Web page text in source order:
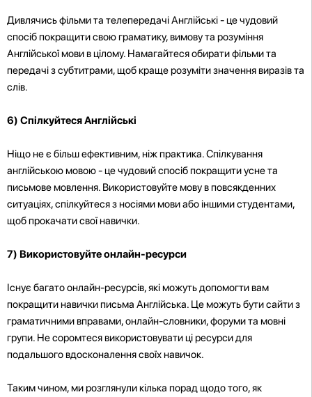
Дивлячись фільми та телепередачі Англійські - це чудовий
спосіб покращити свою граматику, вимову та розуміння
Англійської мови в цілому. Намагайтеся обирати фільми та
передачі з субтитрами, щоб краще розуміти значення виразів та
слів.
6) Спілкуйтеся Англійські
Ніщо не є більш ефективним, ніж практика. Спілкування
англійською мовою - це чудовий спосіб покращити усне та
письмове мовлення. Використовуйте мову в повсякденних
ситуаціях, спілкуйтеся з носіями мови або іншими студентами,
щоб прокачати свої навички.
7) Використовуйте онлайн-ресурси
Існує багато онлайн-ресурсів, які можуть допомогти вам
покращити навички письма Англійська. Це можуть бути сайти з
граматичними вправами, онлайн-словники, форуми та мовні
групи. Не соромтеся використовувати ці ресурси для
подальшого вдосконалення своїх навичок.
Таким чином, ми розглянули кілька порад щодо того, як